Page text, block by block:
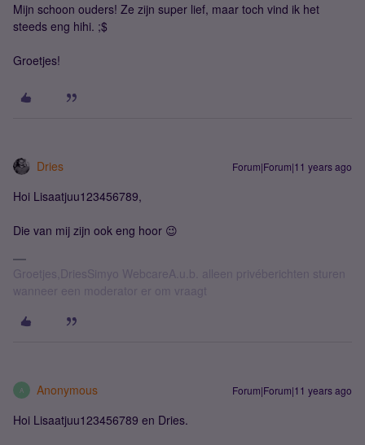
Mijn schoon ouders! Ze zijn super lief, maar toch vind ik het
steeds eng hihi. ;$
Groetjes!
Dries Forum|Forum|11 years ago
Hoi Lisaatjuu123456789,
Die van mij zijn ook eng hoor 😉
Groetjes,DriesSimyo WebcareA.u.b. alleen privéberichten sturen
wanneer een moderator er om vraagt
A Anonymous Forum|Forum|11 years ago
Hoi Lisaatjuu123456789 en Dries.